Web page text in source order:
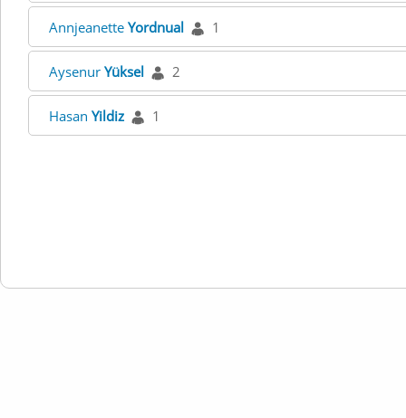
Annjeanette Yordnual 1
Aysenur Yüksel 2
Hasan Yildiz 1